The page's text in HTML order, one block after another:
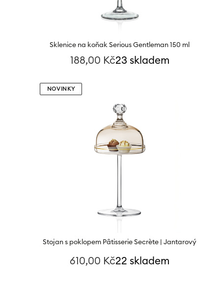
Sklenice na koňak Serious Gentleman 150 ml
188,00 Kč23 skladem
Stojan s poklopem Pâtisserie Secrète | Jantarový
610,00 Kč22 skladem
NOVINKY